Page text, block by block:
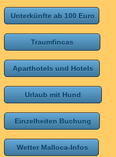
Unterkünfte ab 100 Euro
Traumfincas
Aparthotels und Hotels
Urlaub mit Hund
Einzelheiten Buchung
Wetter Malloca-Infos